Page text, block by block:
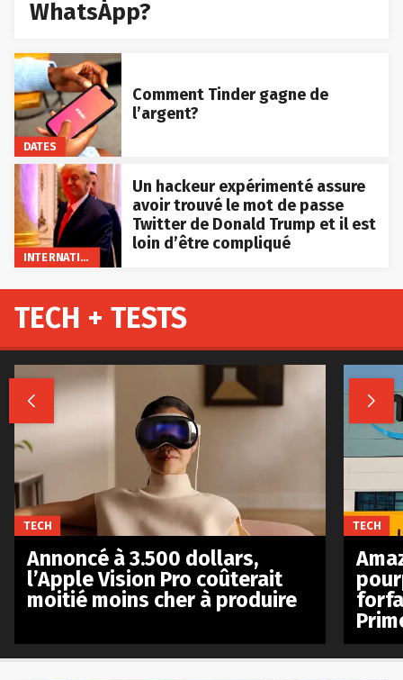
WhatsApp?
DATES
Comment Tinder gagne de
l’argent?
INTERNATIONAL
Un hackeur expérimenté assure
avoir trouvé le mot de passe
Twitter de Donald Trump et il est
loin d’être compliqué
TECH + TESTS
 
TECH
Annoncé à 3.500 dollars,
l’Apple Vision Pro coûterait
moitié moins cher à produire
TECH